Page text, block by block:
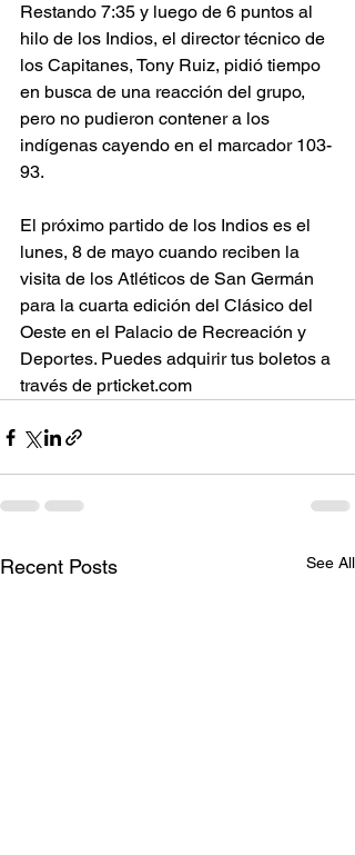
Restando 7:35 y luego de 6 puntos al
hilo de los Indios, el director técnico de
los Capitanes, Tony Ruiz, pidió tiempo
en busca de una reacción del grupo,
pero no pudieron contener a los
indígenas cayendo en el marcador 103-
93.
El próximo partido de los Indios es el
lunes, 8 de mayo cuando reciben la
visita de los Atléticos de San Germán
para la cuarta edición del Clásico del
Oeste en el Palacio de Recreación y
Deportes. Puedes adquirir tus boletos a
través de prticket.com
Recent Posts See All